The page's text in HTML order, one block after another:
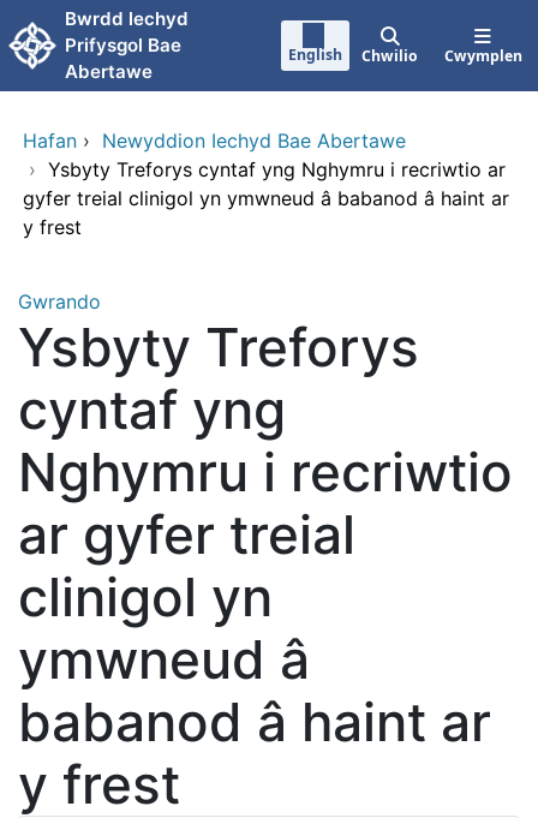
Neidio i'r prif gynnwy
Bwrdd lechyd
Prifysgol Bae
Abertawe
English Chwilio Cwymplen
Hafan › Newyddion Iechyd Bae Abertawe
› Ysbyty Treforys cyntaf yng Nghymru i recriwtio ar
gyfer treial clinigol yn ymwneud â babanod â haint ar
y frest
Gwrando
Ysbyty Treforys
cyntaf yng
Nghymru i recriwtio
ar gyfer treial
clinigol yn
ymwneud â
babanod â haint ar
y frest